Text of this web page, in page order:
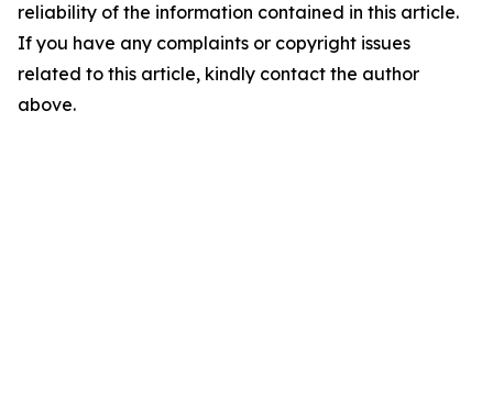
reliability of the information contained in this article.
If you have any complaints or copyright issues
related to this article, kindly contact the author
above.